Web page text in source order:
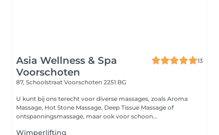
Asia Wellness & Spa
Voorschoten
13
87, Schoolstraat Voorschoten 2251 BG
U kunt bij ons terecht voor diverse massages, zoals Aroma
Massage, Hot Stone Massage, Deep Tissue Massage of
ontspanningsmassage, maar ook voor schoon...
Wimperlifting